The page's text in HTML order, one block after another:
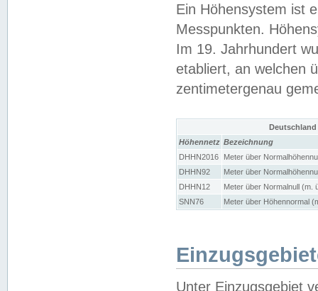
Ein Höhensystem ist
Messpunkten.
Im 19. Jahrhundert
etabliert, an welchen
zentimetergenau
Höhennetz Bezeichnung
DHHN2016
Meter über
DHHN92
Meter über
DHHN12
Meter über Normalnull (m.
SNN76
Meter über Höhennormal
Unter Einzugsgebiet